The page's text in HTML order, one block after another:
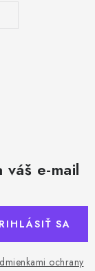
e-mail
ochrany
SA